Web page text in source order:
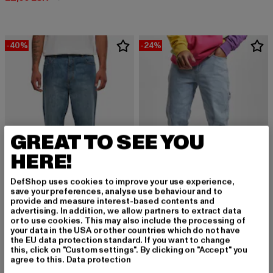
-40%
URBAN CLASSICS
Cropped Tapered
29,99 EUR
Derzeitiger Preis: 29,99 EUR
49,99 EURAktionspreis: 49,99 EUR
-24%
KARL KANI
68,39 EUR
Derzeitiger Preis: 68,39 EUR
89,99 EURAktionspreis:
GREAT TO SEE YOU
HERE!
DefShop uses cookies to improve your use experience,
save your preferences, analyse use behaviour and to
provide and measure interest-based contents and
advertising. In addition, we allow partners to extract data
or to use cookies. This may also include the processing of
your data in the USA or other countries which do not have
the EU data protection standard. If you want to change
this, click on "Custom settings". By clicking on "Accept" you
agree to this. Data protection